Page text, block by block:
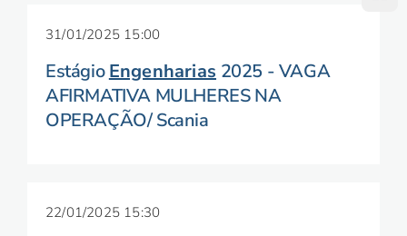
31/01/2025 15:00
EstágioEngenharias 2025 - VAGA
AFIRMATIVA MULHERES NA
OPERAÇÃO/ Scania
22/01/2025 15:30